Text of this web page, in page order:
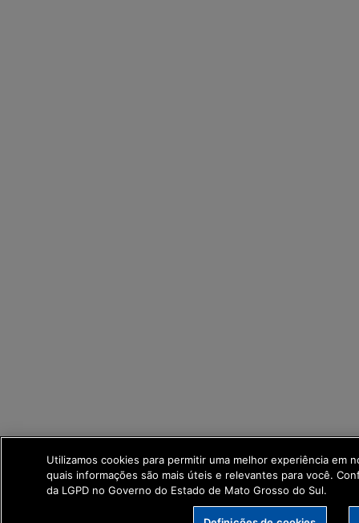
Utilizamos cookies para permitir uma melhor experiência em
quais informações são mais úteis e relevantes para você.
da LGPD no Governo do Estado de Mato Grosso do Sul.